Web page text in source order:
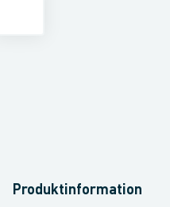
Produktinformation